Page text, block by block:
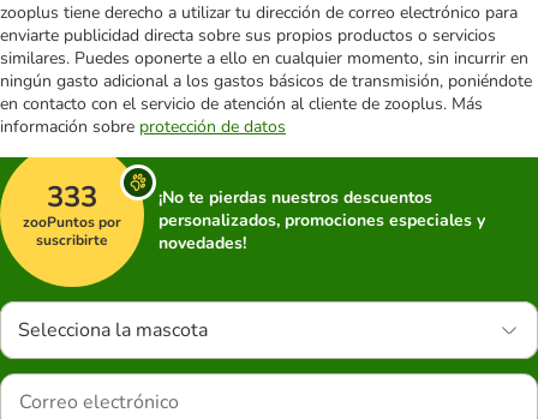
zooplus tiene derecho a utilizar tu dirección de correo electrónico para
enviarte publicidad directa sobre sus propios productos o servicios
similares. Puedes oponerte a ello en cualquier momento, sin incurrir en
ningún gasto adicional a los gastos básicos de transmisión, poniéndote
en contacto con el servicio de atención al cliente de zooplus. Más
información sobre protección de datos
333
zooPuntos por
suscribirte
¡No te pierdas nuestros descuentos
personalizados, promociones especiales y
novedades!
Selecciona la mascota